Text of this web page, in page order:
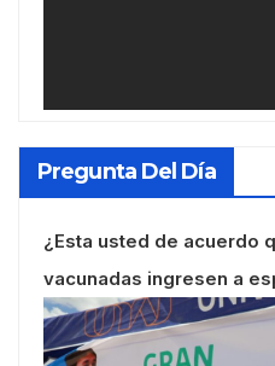
Pregunta Del Día
¿Esta usted de acuerdo
vacunadas ingresen a